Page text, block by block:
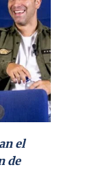
el
de